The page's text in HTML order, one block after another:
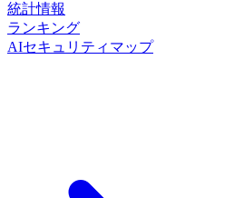
統計情報
ランキング
AIセキュリティマップ